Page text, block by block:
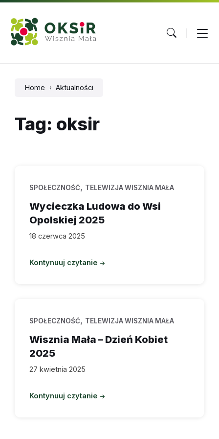
Skip
content
Skip
main
navigation
Skip
footer
Home Aktualności
Tag: oksir
SPOŁECZNOŚĆ, TELEWIZJA WISZNIA MAŁA
Wycieczka Ludowa do Wsi
Opolskiej 2025
18 czerwca 2025
Kontynuuj czytanie
SPOŁECZNOŚĆ, TELEWIZJA WISZNIA MAŁA
Wisznia Mała – Dzień Kobiet
2025
27 kwietnia 2025
Kontynuuj czytanie